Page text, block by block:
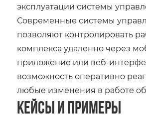
эксплуатации системы
Современные системы
позволяют контролировать
комплекса удаленно через
приложение или веб-
возможность оперативно
любые изменения в работе
Кейсы и примеры